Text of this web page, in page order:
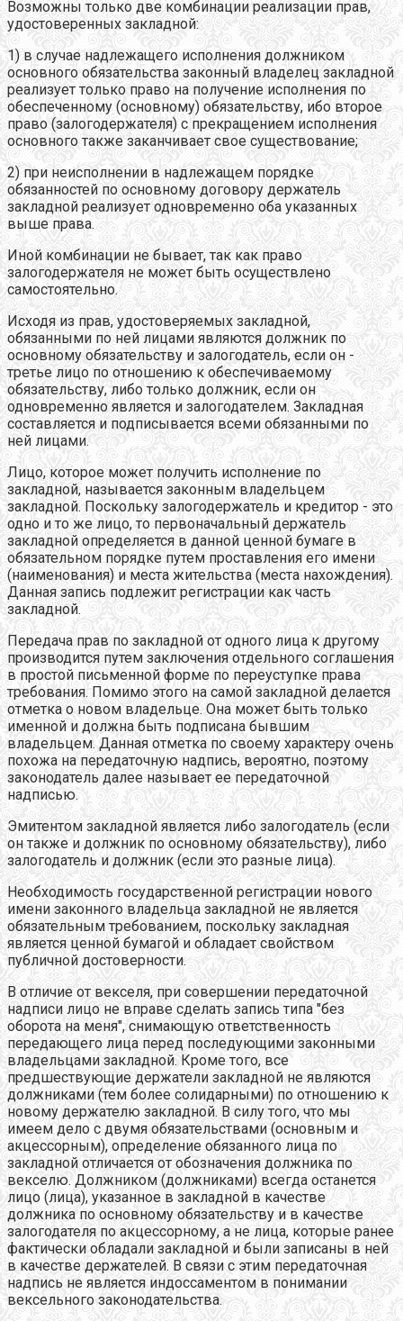
Возможны только две комбинации реализации прав,
удостоверенных закладной:
1) в случае надлежащего исполнения должником
основного обязательства законный владелец закладной
реализует только право на получение исполнения по
обеспеченному (основному) обязательству, ибо второе
право (залогодержателя) с прекращением исполнения
основного также заканчивает свое существование;
2) при неисполнении в надлежащем порядке
обязанностей по основному договору держатель
закладной реализует одновременно оба указанных
выше права.
Иной комбинации не бывает, так как право
залогодержателя не может быть осуществлено
самостоятельно.
Исходя из прав, удостоверяемых закладной,
обязанными по ней лицами являются должник по
основному обязательству и залогодатель, если он -
третье лицо по отношению к обеспечиваемому
обязательству, либо только должник, если он
одновременно является и залогодателем. Закладная
составляется и подписывается всеми обязанными по
ней лицами.
Лицо, которое может получить исполнение по
закладной, называется законным владельцем
закладной. Поскольку залогодержатель и кредитор - это
одно и то же лицо, то первоначальный держатель
закладной определяется в данной ценной бумаге в
обязательном порядке путем проставления его имени
(наименования) и места жительства (места нахождения).
Данная запись подлежит регистрации как часть
закладной.
Передача прав по закладной от одного лица к другому
производится путем заключения отдельного соглашения
в простой письменной форме по переуступке права
требования. Помимо этого на самой закладной делается
отметка о новом владельце. Она может быть только
именной и должна быть подписана бывшим
владельцем. Данная отметка по своему характеру очень
похожа на передаточную надпись, вероятно, поэтому
законодатель далее называет ее передаточной
надписью.
Эмитентом закладной является либо залогодатель (если
он также и должник по основному обязательству), либо
залогодатель и должник (если это разные лица).
Необходимость государственной регистрации нового
имени законного владельца закладной не является
обязательным требованием, поскольку закладная
является ценной бумагой и обладает свойством
публичной достоверности.
В отличие от векселя, при совершении передаточной
надписи лицо не вправе сделать запись типа "без
оборота на меня", снимающую ответственность
передающего лица перед последующими законными
владельцами закладной. Кроме того, все
предшествующие держатели закладной не являются
должниками (тем более солидарными) по отношению к
новому держателю закладной. В силу того, что мы
имеем дело с двумя обязательствами (основным и
акцессорным), определение обязанного лица по
закладной отличается от обозначения должника по
векселю. Должником (должниками) всегда останется
лицо (лица), указанное в закладной в качестве
должника по основному обязательству и в качестве
залогодателя по акцессорному, а не лица, которые ранее
фактически обладали закладной и были записаны в ней
в качестве держателей. В связи с этим передаточная
надпись не является индоссаментом в понимании
вексельного законодательства.